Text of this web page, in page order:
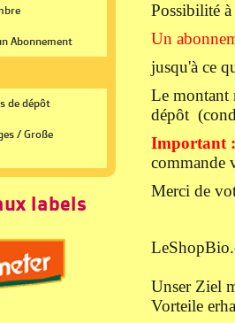
Abonnement
de dépôt
/ Große
labels
Possibilité
Un
jusqu'à ce
Le montant
dépôt
Important :
commande
Merci de
Unser Ziel
Vorteile